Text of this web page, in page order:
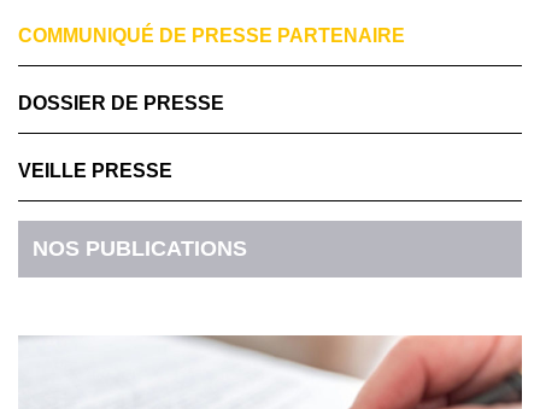
COMMUNIQUÉ DE PRESSE PARTENAIRE
DOSSIER DE PRESSE
VEILLE PRESSE
NOS PUBLICATIONS